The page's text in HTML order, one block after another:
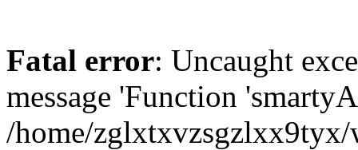
Fatal error: Uncaught
message 'Function
/home/zglxtxvzsgzlxx9tyx/